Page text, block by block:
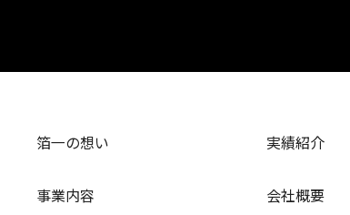
箔一の想い
事業内容
実績紹介
会社概要